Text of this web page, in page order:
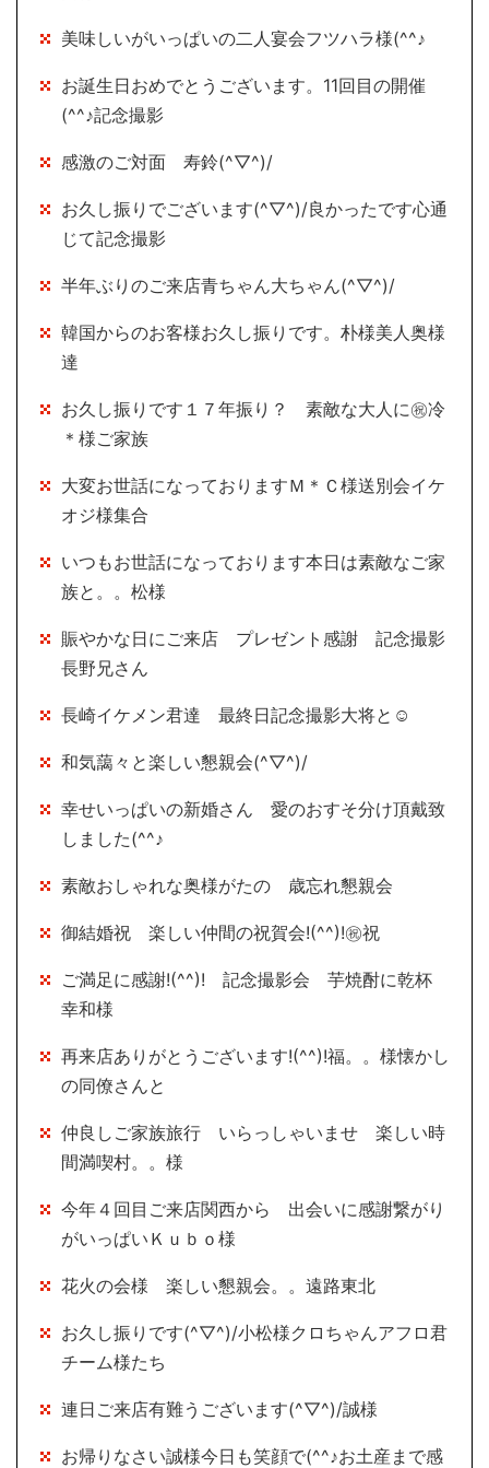
美味しいがいっぱいの二人宴会フツハラ様(^^♪
お誕生日おめでとうございます。11回目の開催
(^^♪記念撮影
感激のご対面 寿鈴(^▽^)/
お久し振りでございます(^▽^)/良かったです心通
じて記念撮影
半年ぶりのご来店青ちゃん大ちゃん(^▽^)/
韓国からのお客様お久し振りです。朴様美人奥様
達
お久し振りです１７年振り？ 素敵な大人に㊗冷
＊様ご家族
大変お世話になっておりますＭ＊Ｃ様送別会イケ
オジ様集合
いつもお世話になっております本日は素敵なご家
族と。。松様
賑やかな日にご来店 プレゼント感謝 記念撮影
長野兄さん
長崎イケメン君達 最終日記念撮影大将と☺
和気藹々と楽しい懇親会(^▽^)/
幸せいっぱいの新婚さん 愛のおすそ分け頂戴致
しました(^^♪
素敵おしゃれな奥様がたの 歳忘れ懇親会
御結婚祝 楽しい仲間の祝賀会!(^^)!㊗祝
ご満足に感謝!(^^)! 記念撮影会 芋焼酎に乾杯
幸和様
再来店ありがとうございます!(^^)!福。。様懐かし
の同僚さんと
仲良しご家族旅行 いらっしゃいませ 楽しい時
間満喫村。。様
今年４回目ご来店関西から 出会いに感謝繋がり
がいっぱいＫｕｂｏ様
花火の会様 楽しい懇親会。。遠路東北
お久し振りです(^▽^)/小松様クロちゃんアフロ君
チーム様たち
連日ご来店有難うございます(^▽^)/誠様
お帰りなさい誠様今日も笑顔で(^^♪お土産まで感